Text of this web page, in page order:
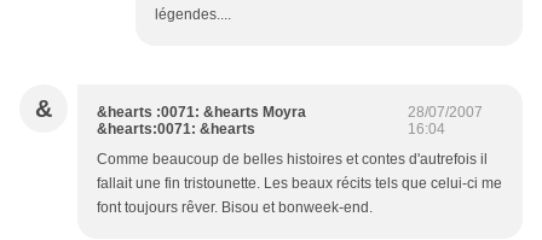
légendes....
&
&hearts :0071: &hearts Moyra
&hearts:0071: &hearts
28/07/2007
16:04
Comme beaucoup de belles histoires et contes d'autrefois il
fallait une fin tristounette. Les beaux récits tels que celui-ci me
font toujours rêver. Bisou et bonweek-end.